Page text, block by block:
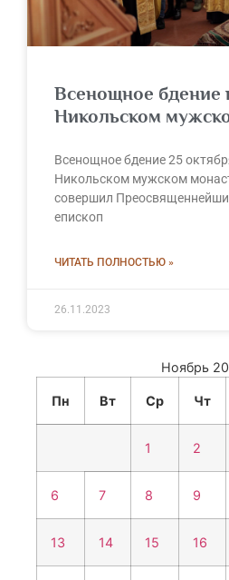
Всенощное бдение
Никольском
Всенощное бдение 25
Никольском мужском
совершил
епископ
ЧИТАТЬ ПОЛНОСТЬЮ »
26.11.2023
Ноябрь
Пн Вт Ср Чт
1 2
6 7 8 9
13 14 15 16